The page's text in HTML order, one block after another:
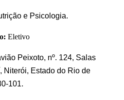
e Psicologia.
Eletivo
Peixoto, nº. 124, Salas
Niterói, Estado do Rio de
101.